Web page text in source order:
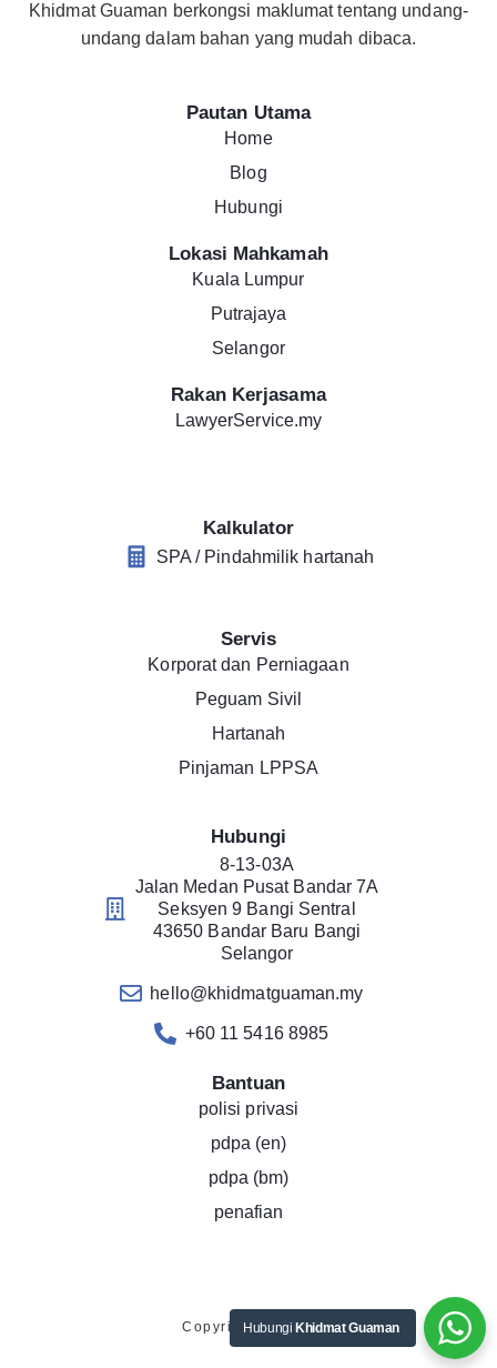
Khidmat Guaman berkongsi maklumat tentang undang-
undang dalam bahan yang mudah dibaca.
Pautan Utama
Home
Blog
Hubungi
Lokasi Mahkamah
Kuala Lumpur
Putrajaya
Selangor
Rakan Kerjasama
LawyerService.my
Kalkulator
SPA / Pindahmilik hartanah
Servis
Korporat dan Perniagaan
Peguam Sivil
Hartanah
Pinjaman LPPSA
Hubungi
8-13-03A
Jalan Medan Pusat Bandar 7A
Seksyen 9 Bangi Sentral
43650 Bandar Baru Bangi
Selangor
hello@khidmatguaman.my
+60 11 5416 8985
Bantuan
polisi privasi
pdpa (en)
pdpa (bm)
penafian
Copyright © 2019
Hubungi Khidmat Guaman